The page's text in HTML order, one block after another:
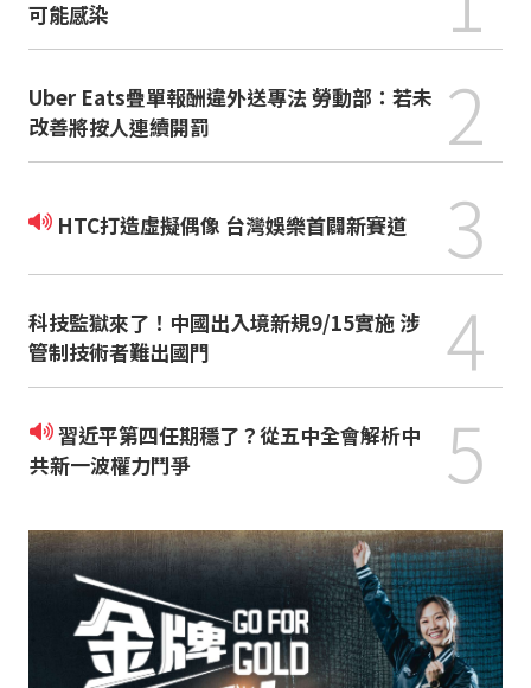
可能感染
Uber Eats疊單報酬違外送專法 勞動部：若未
改善將按人連續開罰
2
HTC打造虛擬偶像 台灣娛樂首闢新賽道 3
科技監獄來了！中國出入境新規9/15實施 涉
管制技術者難出國門
4
習近平第四任期穩了？從五中全會解析中
共新一波權力鬥爭
5